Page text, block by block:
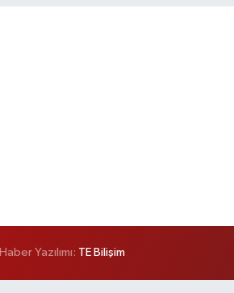
Haber Yazılımı: TE Bilişim